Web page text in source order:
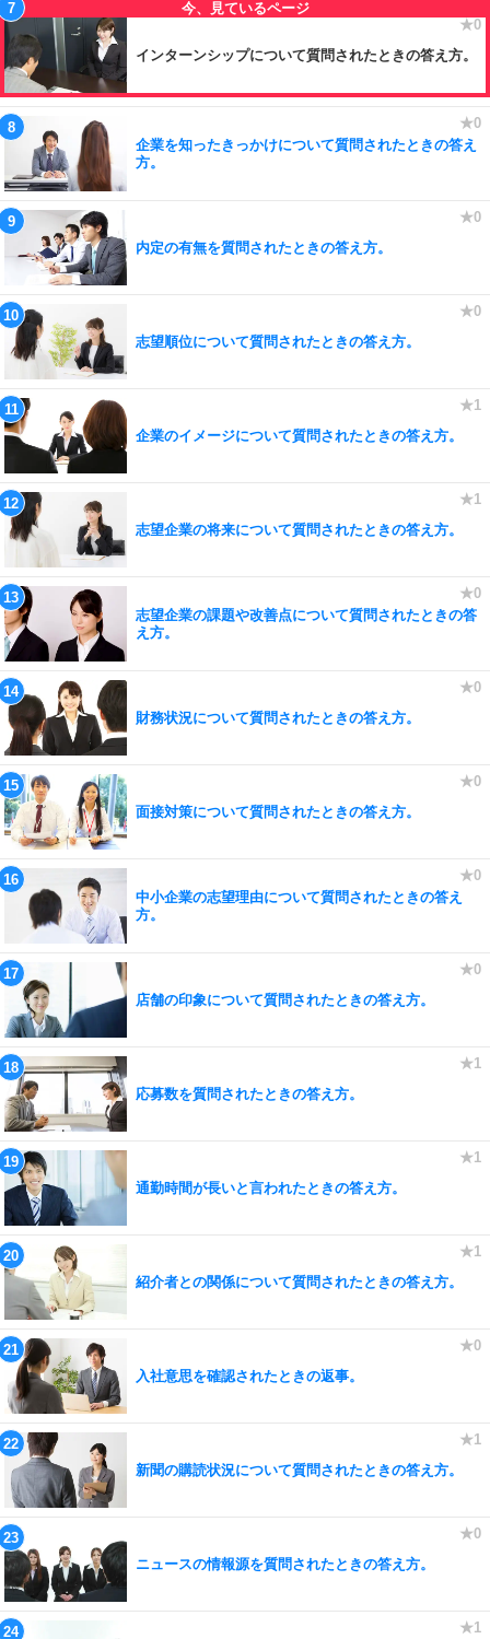
インターンシップについて質問されたときの答え方。
企業を知ったきっかけについて質問されたときの答え
方。
内定の有無を質問されたときの答え方。
志望順位について質問されたときの答え方。
企業のイメージについて質問されたときの答え方。
志望企業の将来について質問されたときの答え方。
志望企業の課題や改善点について質問されたときの答
え方。
財務状況について質問されたときの答え方。
面接対策について質問されたときの答え方。
中小企業の志望理由について質問されたときの答え
方。
店舗の印象について質問されたときの答え方。
応募数を質問されたときの答え方。
通勤時間が長いと言われたときの答え方。
紹介者との関係について質問されたときの答え方。
入社意思を確認されたときの返事。
新聞の購読状況について質問されたときの答え方。
ニュースの情報源を質問されたときの答え方。